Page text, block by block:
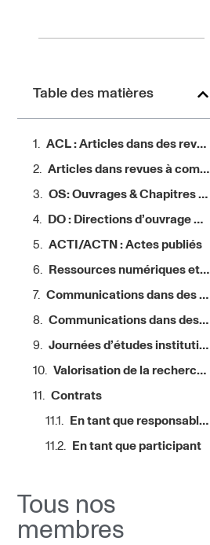
Table des matières
ACL : Articles dans des revues internationales ou nationales avec comité de lecture répertoriées par l’AERES ou dans les bases de données internationales
Articles dans revues à comité de rédaction
OS: Ouvrages & Chapitres d’ouvrage
DO : Directions d’ouvrage et de revues
ACTI/ACTN : Actes publiés
Ressources numériques et autres supports
Communications dans des colloques et symposiums internationaux (depuis 2001)
Communications dans des colloques nationaux
Journées d’études institutionnelles
Valorisation de la recherche : conférence invité
Contrats
En tant que responsable scientifique
En tant que participant
Tous nos
membres